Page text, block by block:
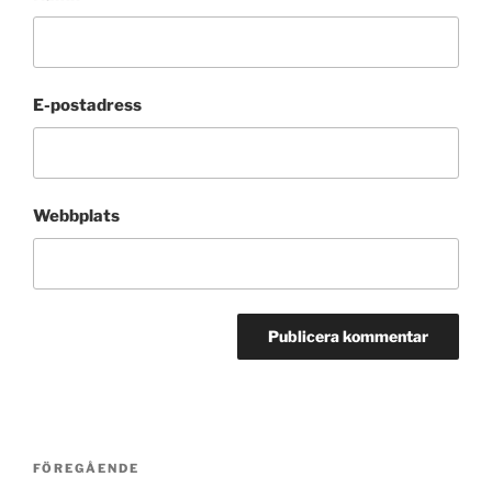
E-postadress
Webbplats
Inläggsnavigering
Föregående
FÖREGÅENDE